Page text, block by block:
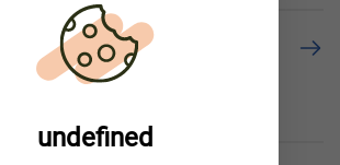
ciężarówek w Nadrenii
Policja zdalnie sprawdza
undefined